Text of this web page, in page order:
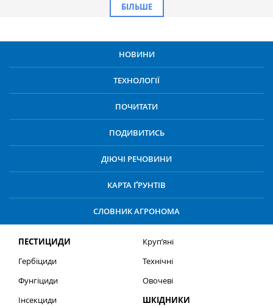
БІЛЬШЕ
НОВИНИ
ТЕХНОЛОГІЇ
ПОЧИТАТИ
ПОДИВИТИСЬ
ДІЮЧІ РЕЧОВИНИ
КАРТА ҐРУНТІВ
СЛОВНИК АГРОНОМА
ПЕСТИЦИДИ
Гербіциди
Фунгіциди
Інсекциди
Круп’яні
Технічні
Овочеві
ШКІДНИКИ